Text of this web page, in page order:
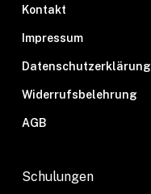
Kontakt
Impressum
Datenschutzerklärung
Widerrufsbelehrung
AGB
Schulungen